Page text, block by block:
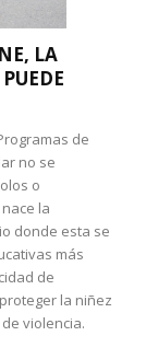
LA
de
no se
o
la
donde esta se
más
de
la niñez
violencia.